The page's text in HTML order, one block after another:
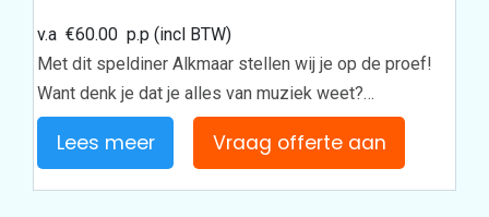
v.a€60.00 p.p (incl BTW)
Met dit speldiner Alkmaar stellen wij je op de proef!
Want denk je dat je alles van muziek weet?…
Lees meer Vraag offerte aan